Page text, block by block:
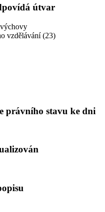
útvar
vzdělávání (23)
právního stavu ke dni